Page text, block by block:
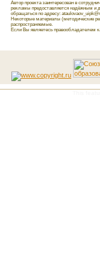
Автор проекта заинтересован в
рекламы предоставляется надёжным и
обращаться по адресу:
Некоторые материалы (методические
распространяемые.
Если Вы являетесь правообладателем